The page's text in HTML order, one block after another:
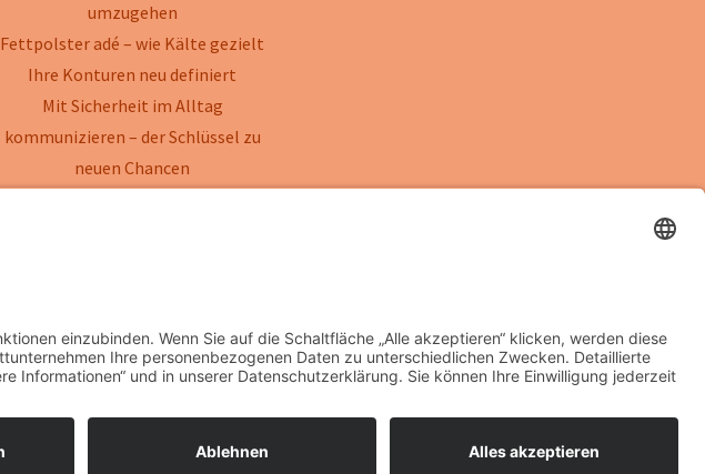
umzugehen
Fettpolster adé – wie Kälte gezielt
Ihre Konturen neu definiert
Mit Sicherheit im Alltag
kommunizieren – der Schlüssel zu
neuen Chancen
Datenschutz